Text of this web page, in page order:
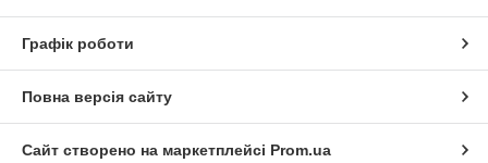
Графік роботи
Повна версія сайту
Сайт створено на маркетплейсі Prom.ua